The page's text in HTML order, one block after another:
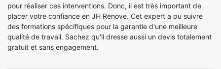
pour réaliser ces interventions. Donc, il est très important de
placer votre confiance en JH Renove. Cet expert a pu suivre
des formations spécifiques pour la garantie d'une meilleure
qualité de travail. Sachez qu'il dresse aussi un devis totalement
gratuit et sans engagement.